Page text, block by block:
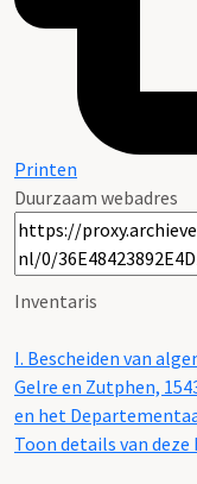
Printen
Duurzaam webadres
Inventaris
I. Bescheiden van
Gelre en Zutphen,
en het
Toon details van